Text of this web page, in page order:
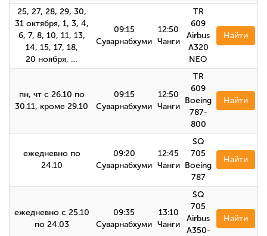
25, 27, 28, 29, 30,
31 октября, 1, 3, 4,
6, 7, 8, 10, 11, 13,
14, 15, 17, 18,
20 ноября, …
09:15
Суварнабхуми
12:50
Чанги
TR
609
Airbus
A320
NEO
Найти
пн, чт с 26.10 по
30.11, кроме 29.10
09:15
Суварнабхуми
12:50
Чанги
TR
609
Boeing
787-
800
Найти
ежедневно по
24.10
09:20
Суварнабхуми
12:45
Чанги
SQ
705
Boeing
787
Найти
ежедневно с 25.10
по 24.03
09:35
Суварнабхуми
13:10
Чанги
SQ
705
Airbus
A350-
Найти